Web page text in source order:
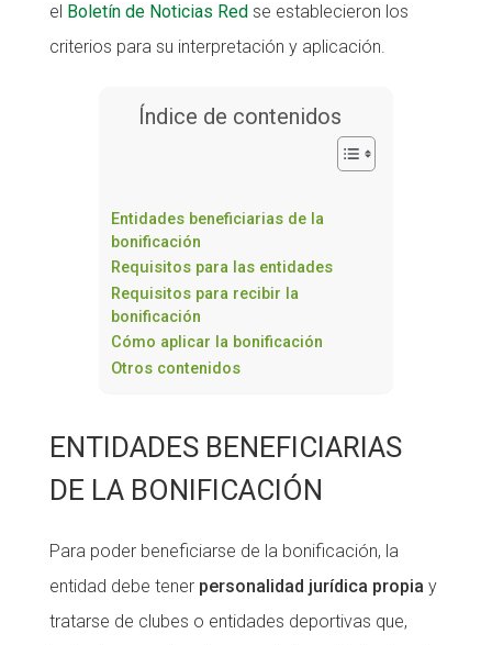
el Boletín de Noticias Redse establecieron los
criterios para su interpretación y aplicación.
Índice de contenidos
Entidades beneficiarias de la
bonificación
Requisitos para las entidades
Requisitos para recibir la
bonificación
Cómo aplicar la bonificación
Otros contenidos
ENTIDADES BENEFICIARIAS
DE LA BONIFICACIÓN
Para poder beneficiarse de la bonificación, la
entidad debe tener personalidad jurídica propia y
tratarse de clubes o entidades deportivas que,
Treballa amb nosaltres
Treballa amb nosaltres